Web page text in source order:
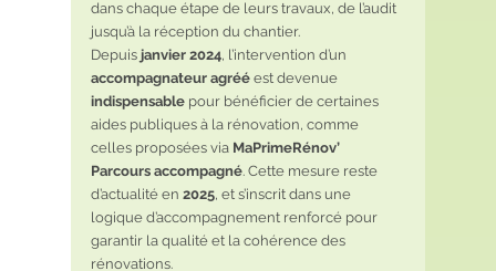
dans chaque étape de leurs travaux, de l’audit
jusqu’à la réception du chantier.
Depuis janvier 2024, l’intervention d’un
accompagnateur agréé est devenue
indispensable pour bénéficier de certaines
aides publiques à la rénovation, comme
celles proposées via MaPrimeRénov’
Parcours accompagné. Cette mesure reste
d’actualité en 2025, et s’inscrit dans une
logique d’accompagnement renforcé pour
garantir la qualité et la cohérence des
rénovations.